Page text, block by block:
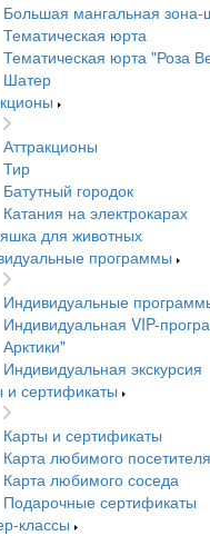
Большая мангальная зона-
Тематическая юрта
Тематическая юрта "Роза
Шатер
Аттракционы
Тир
Батутный городок
Катания на электрокарах
для животных
программы
Индивидуальные
Индивидуальная VIP-
Арктики"
Индивидуальная экскурсия
и сертификаты
Карты и сертификаты
Карта любимого посетителя
Карта любимого соседа
Подарочные сертификаты
классы